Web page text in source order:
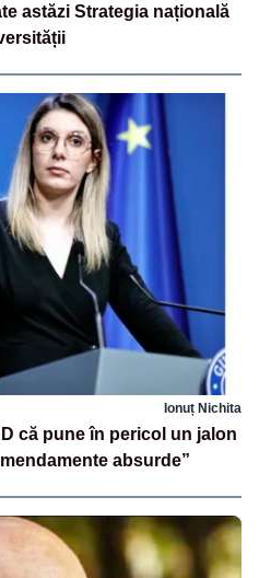
astăzi Strategia națională
Ionuț Nichita
că pune în pericol un jalon
absurde”